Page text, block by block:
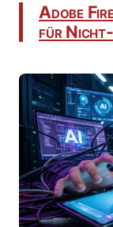
Adobe
für Nicht-